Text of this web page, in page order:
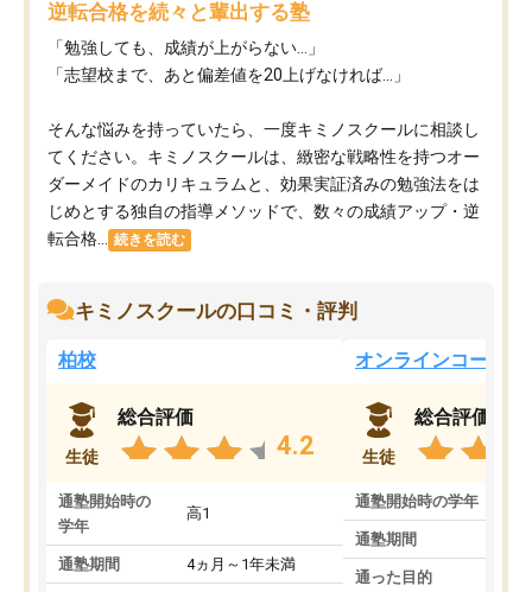
逆転合格を続々と輩出する塾
「勉強しても、成績が上がらない…」
「志望校まで、あと偏差値を20上げなければ…」
そんな悩みを持っていたら、一度キミノスクールに相談し
てください。キミノスクールは、緻密な戦略性を持つオー
ダーメイドのカリキュラムと、効果実証済みの勉強法をは
じめとする独自の指導メソッドで、数々の成績アップ・逆
転合格...
続きを読む
キミノスクールの口コミ・評判
柏校
生徒
総合評価
4.2
通塾開始時の
学年
高1
通塾期間 4ヵ月～1年未満
オンラインコース
生徒
総合評価
通塾開始時の学年
通塾期間
通った目的